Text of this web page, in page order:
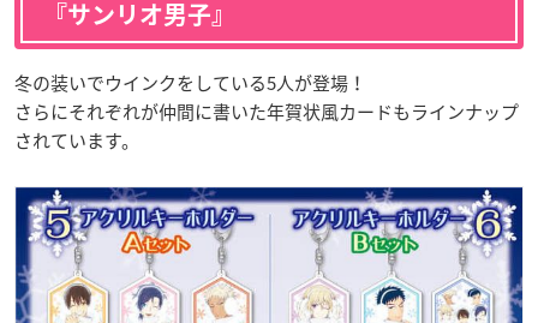
『サンリオ男子』
冬の装いでウインクをしている5人が登場！
さらにそれぞれが仲間に書いた年賀状風カードもラインナップ
されています。